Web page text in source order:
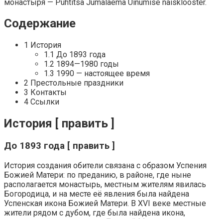
монастыря — Pühtitsa Jumalaema Uinumise naisklooster.
Содержание
1 История
1.1 До 1893 года
1.2 1894—1980 годы
1.3 1990 — настоящее время
2 Престольные праздники
3 Контакты
4 Ссылки
История [ править ]
До 1893 года [ править ]
История создания обители связана с образом Успения
Божией Матери: по преданию, в районе, где ныне
располагается монастырь, местным жителям явилась
Богородица, и на месте её явления была найдена
Успенская икона Божией Матери. В XVI веке местные
жители рядом с дубом, где была найдена икона,